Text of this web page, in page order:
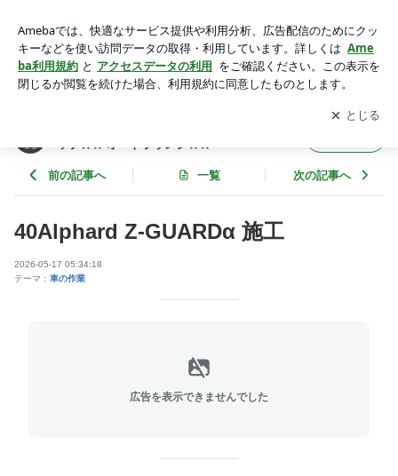
スアップショップ☆☆ オートラウンジ☆☆
アプリをダウンロードして ブログの更新通知
を受け取りまし
ょう。
開く
ップ☆☆ オートラウンジ☆☆
前の記事へ 一覧 次の記事へ
40Alphard Z-GUARDα 施工
2026-05-17 05:34:18
テーマ： 車の作業
広告を表示できませんでした